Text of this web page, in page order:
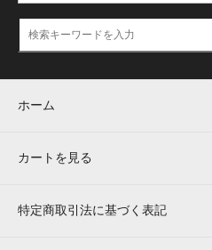
ホーム
カートを見る
特定商取引法に基づく表記